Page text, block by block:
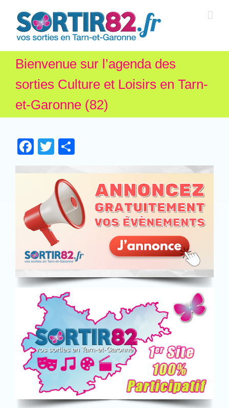
Bienvenue sur l’agenda des
sorties Culture et Loisirs en Tarn-
et-Garonne (82)
Facebook
Twitter